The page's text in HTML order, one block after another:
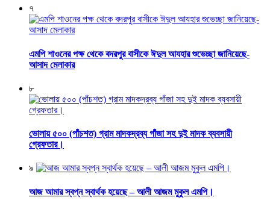
৭
এমপি শাওনের পক্ষ থেকে বদরপুর বাসীকে ঈদুল আযহার শুভেচ্ছা জানিয়েছে-
আসাদ মেলাকার
৮
ভোলায় ৫০০ (পাঁচশত) গ্রাম মাদকদ্রব্য গাঁজা সহ দুই মাদক ব্যবসায়ী
গ্রেফতার।
৯
আজ আমার স্বপ্ন স্বার্থক হয়েছে – আলী আজম মুকুল এমপি।